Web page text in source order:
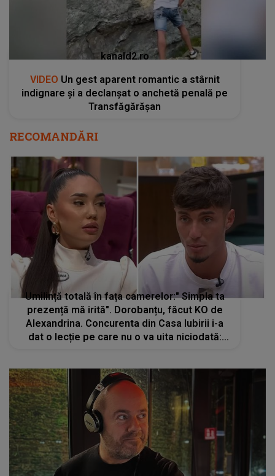
kanald2.ro
VIDEO Un gest aparent romantic a stârnit
indignare și a declanșat o anchetă penală pe
Transfăgărășan
RECOMANDĂRI
Umilință totală în fața camerelor:" Simpla ta
prezență mă irită". Dorobanțu, făcut KO de
Alexandrina. Concurenta din Casa Iubirii i-a
dat o lecție pe care nu o va uita niciodată: